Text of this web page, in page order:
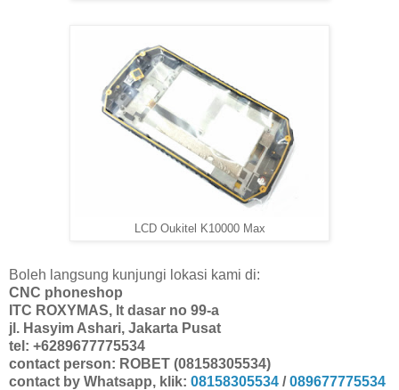
LCD Oukitel K10000 Max
Boleh langsung kunjungi lokasi kami di:
CNC phoneshop
ITC ROXYMAS, lt dasar no 99-a
jl. Hasyim Ashari, Jakarta Pusat
tel: +6289677775534
contact person: ROBET (08158305534)
contact by Whatsapp, klik: 08158305534 /089677775534